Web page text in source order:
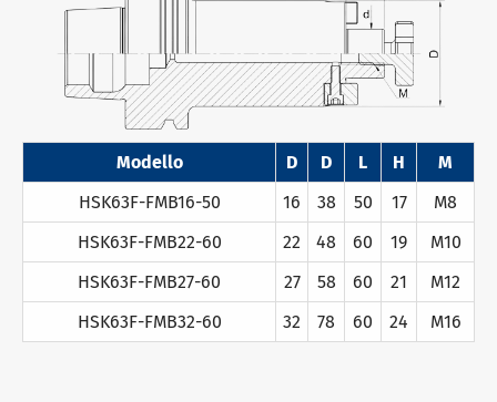
Modello D D L H
M
HSK63F-FMB16-50
16 38 50 17
M8
HSK63F-FMB22-60
22 48 60 19
M10
HSK63F-FMB27-60
27 58 60 21
M12
HSK63F-FMB32-60
32 78 60 24 M16